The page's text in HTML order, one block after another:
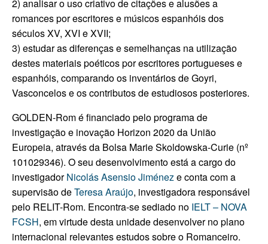
2) analisar o uso criativo de citações e alusões a
romances por escritores e músicos espanhóis dos
séculos XV, XVI e XVII;
3) estudar as diferenças e semelhanças na utilização
destes materiais poéticos por escritores portugueses e
espanhóis, comparando os inventários de Goyri,
Vasconcelos e os contributos de estudiosos posteriores.
GOLDEN-Rom é financiado pelo programa de
investigação e inovação Horizon 2020 da União
Europeia, através da Bolsa Marie Skoldowska-Curie (nº
101029346). O seu desenvolvimento está a cargo do
investigadorNicolás Asensio Jiménez e conta com a
supervisão deTeresa Araújo, investigadora responsável
pelo RELIT-Rom. Encontra-se sediado no IELT – NOVA
FCSH, em virtude desta unidade desenvolver no plano
internacional relevantes estudos sobre o Romanceiro.